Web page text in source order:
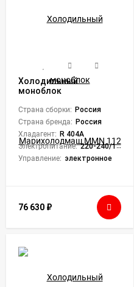
Холодильный
моноблок
112
Страна сборки: Россия
Страна бренда: Россия
Хладагент: R 404A
Электропитание: 220-240/1/50
Управление: электронное
76 630 ₽